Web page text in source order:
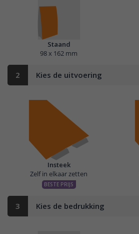
Staand
98 x 162 mm
2 Kies de uitvoering
Insteek
Zelf in elkaar zetten
BESTE PRIJS
3 Kies de bedrukking